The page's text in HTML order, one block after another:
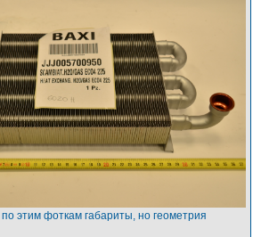
этим фоткам габариты, но геометрия